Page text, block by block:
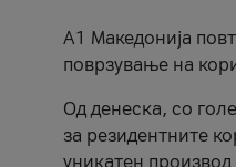
А1 Македонија
поврзување на
Од денеска, со
за резидентните
уникатен производ